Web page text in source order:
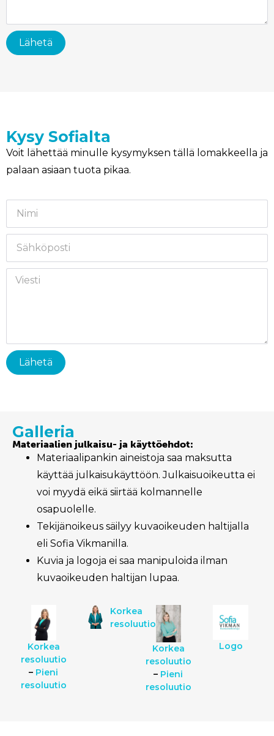
Lähetä
Kysy Sofialta
Voit lähettää minulle kysymyksen tällä lomakkeella ja
palaan asiaan tuota pikaa.
Lähetä
Galleria
Materiaalien julkaisu- ja käyttöehdot:
Materiaalipankin aineistoja saa maksutta
käyttää julkaisukäyttöön. Julkaisuoikeutta ei
voi myydä eikä siirtää kolmannelle
osapuolelle.
Tekijänoikeus säilyy kuvaoikeuden haltijalla
eli Sofia Vikmanilla.
Kuvia ja logoja ei saa manipuloida ilman
kuvaoikeuden haltijan lupaa.
Korkea
resoluutio
– Pieni
resoluutio
Korkea
resoluutio
Korkea
resoluutio
– Pieni
resoluutio
Logo